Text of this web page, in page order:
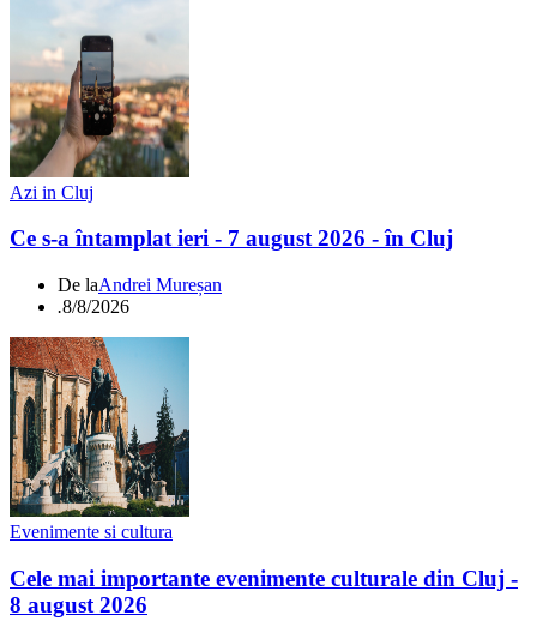
Azi in Cluj
Ce s-a întamplat ieri - 7 august 2026 - în Cluj
De laAndrei Mureșan
.8/8/2026
Evenimente si cultura
Cele mai importante evenimente culturale din Cluj -
8 august 2026